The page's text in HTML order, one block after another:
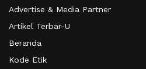
Advertise & Media Partner
Artikel Terbar-U
Beranda
Kode Etik